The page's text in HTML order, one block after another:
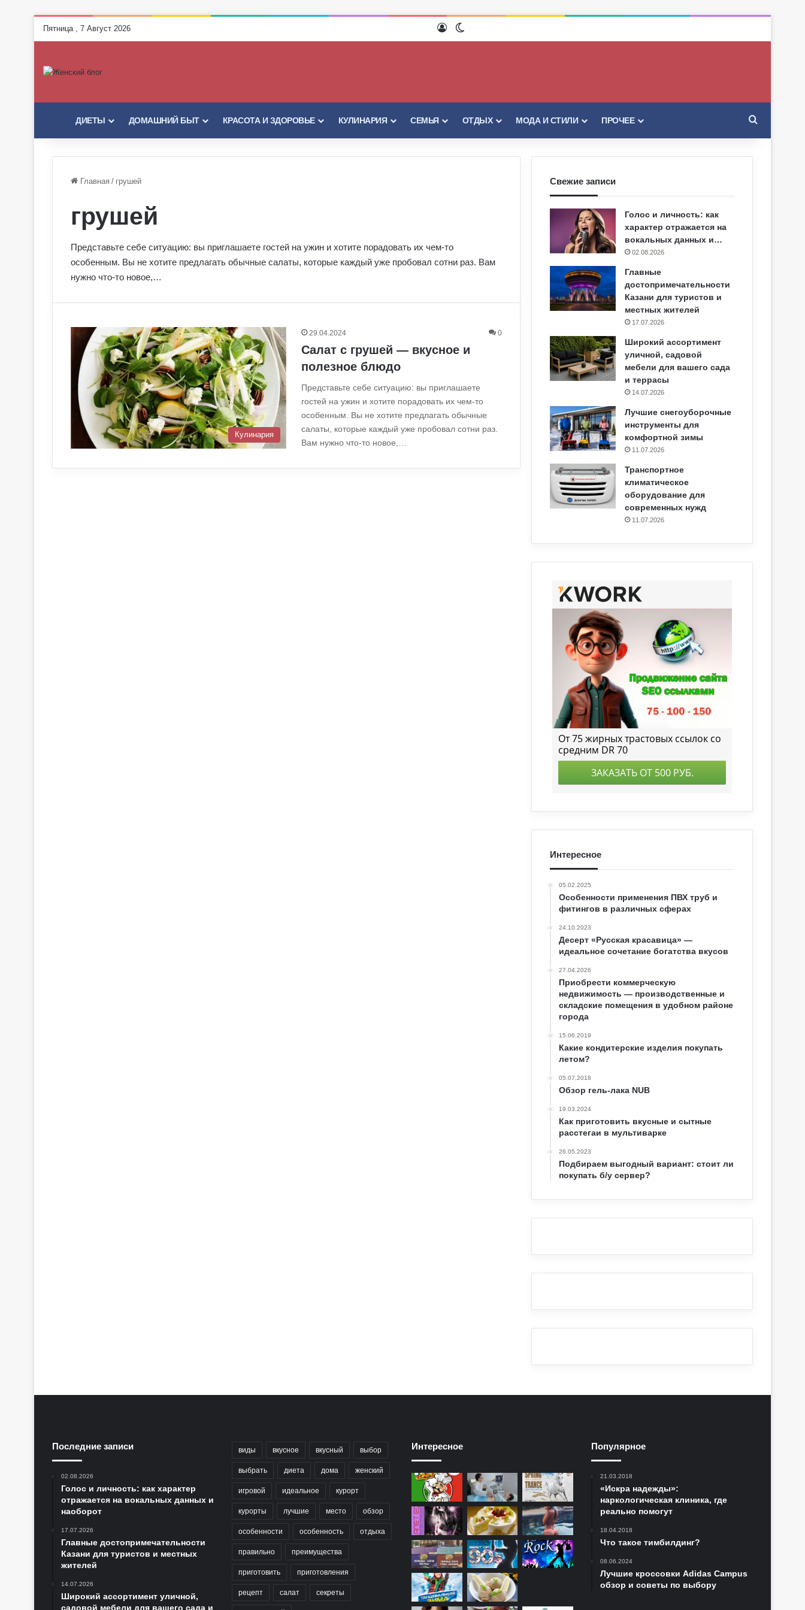
Пятница , 7 Август 2026 ВойтиSwitch skin
ГЛАВНАЯ
ДИЕТЫ ДОМАШНИЙ БЫТ КРАСОТА И ЗДОРОВЬЕ КУЛИНАРИЯ СЕМЬЯ ОТДЫХ МОДА И СТИЛИ ПРОЧЕЕ
Главная / грушей
грушей
Представьте себе ситуацию: вы приглашаете гостей на ужин и хотите порадовать их чем-то
особенным. Вы не хотите предлагать обычные салаты, которые каждый уже пробовал сотни раз. Вам
нужно что-то новое,…
Кулинария
29.04.2024 0
Салат с грушей — вкусное и
полезное блюдо
Представьте себе ситуацию: вы приглашаете
гостей на ужин и хотите порадовать их чем-то
особенным. Вы не хотите предлагать обычные
салаты, которые каждый уже пробовал сотни раз.
Вам нужно что-то новое,…
Свежие записи
Голос и личность: как
характер отражается на
вокальных данных и…
02.08.2026
Главные
достопримечательности
Казани для туристов и
местных жителей
17.07.2026
Широкий ассортимент
уличной, садовой
мебели для вашего сада
и террасы
14.07.2026
Лучшие снегоуборочные
инструменты для
комфортной зимы
11.07.2026
Транспортное
климатическое
оборудование для
современных нужд
11.07.2026
Интересное
05.02.2025
Особенности применения ПВХ труб и
фитингов в различных сферах
24.10.2023
Десерт «Русская красавица» —
идеальное сочетание богатства вкусов
27.04.2026
Приобрести коммерческую
недвижимость — производственные и
складские помещения в удобном районе
города
15.06.2019
Какие кондитерские изделия покупать
летом?
05.07.2018
Обзор гель-лака NUB
19.03.2024
Как приготовить вкусные и сытные
расстегаи в мультиварке
26.05.2023
Подбираем выгодный вариант: стоит ли
покупать б/у сервер?
Последние записи
02.08.2026
Голос и личность: как характер
отражается на вокальных данных и
наоборот
17.07.2026
Главные достопримечательности
Казани для туристов и местных
жителей
14.07.2026
Широкий ассортимент уличной,
садовой мебели для вашего сада и
виды вкусное вкусный выбор
выбрать диета дома женский
игровой идеальное курорт
курорты лучшие место обзор
особенности особенность отдыха
правильно преимущества
приготовить приготовления
рецепт салат секреты
Интересное Популярное
21.03.2018
«Искра надежды»:
наркологическая клиника, где
реально помогут
18.04.2018
Что такое тимбилдинг?
08.06.2024
Лучшие кроссовки Adidas Campus
обзор и советы по выбору